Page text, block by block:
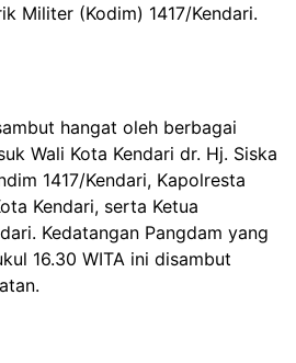
Militer (Kodim) 1417/Kendari.
hangat oleh berbagai
Wali Kota Kendari dr. Hj. Siska
1417/Kendari, Kapolresta
Kendari, serta Ketua
Kedatangan Pangdam yang
16.30 WITA ini disambut